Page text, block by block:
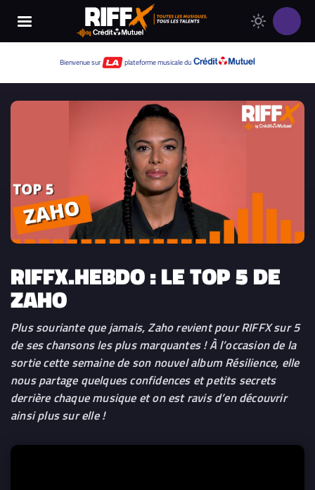
Bienvenue sur plateforme musicale du
Changer
de
RIFFX
Thème
clair
RIFFX.HEBDO : LE TOP 5 DE
ZAHO
Plus souriante que jamais,Zahorevient pourRIFFXsur 5
de ses chansons les plus marquantes ! À l’occasion de la
sortie cette semaine de son nouvel album Résilience, elle
nous partage quelques confidences et petits secrets
derrière chaque musique et on est ravis d’en découvrir
ainsi plus sur elle !